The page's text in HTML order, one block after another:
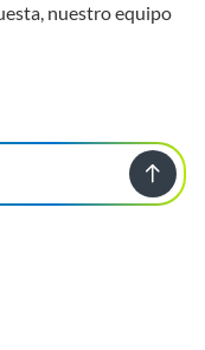
nuestro equipo